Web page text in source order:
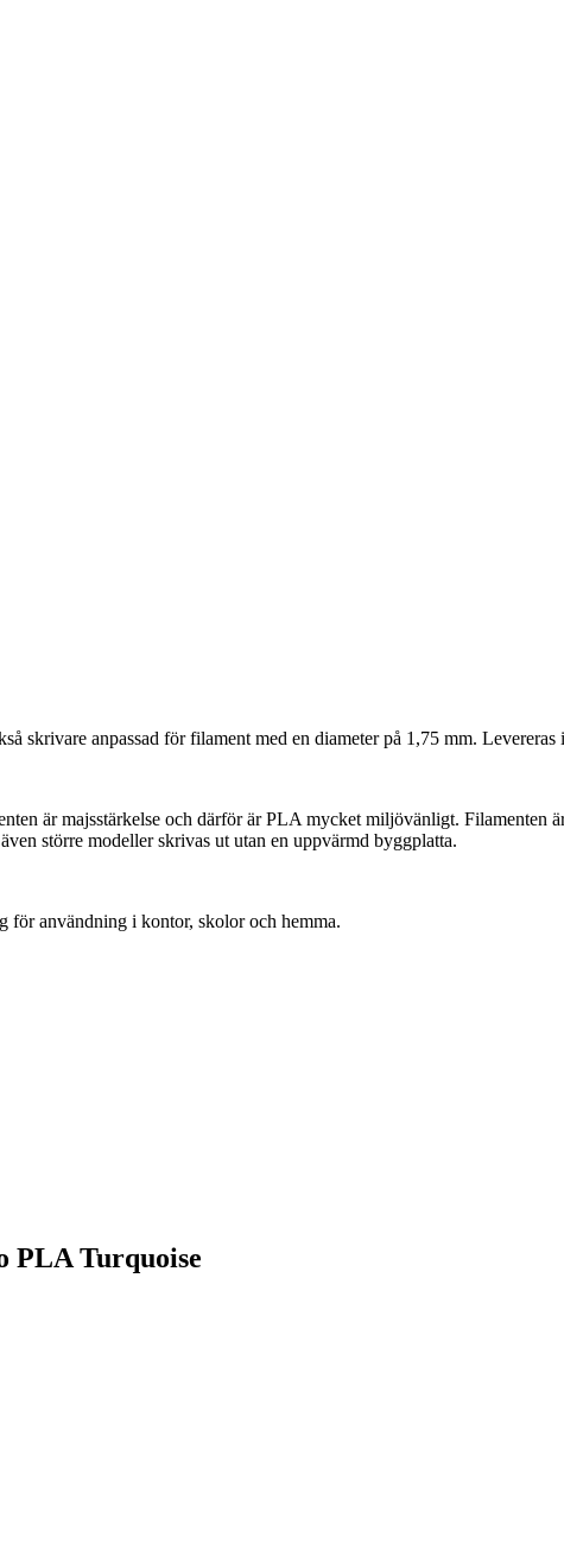
skrivare anpassad för filament med en diameter på 1,75 mm.
är majsstärkelse och därför är PLA mycket miljövänligt. Filamenten
större modeller skrivas ut utan en uppvärmd byggplatta.
för användning i kontor, skolor och hemma.
PLA Turquoise